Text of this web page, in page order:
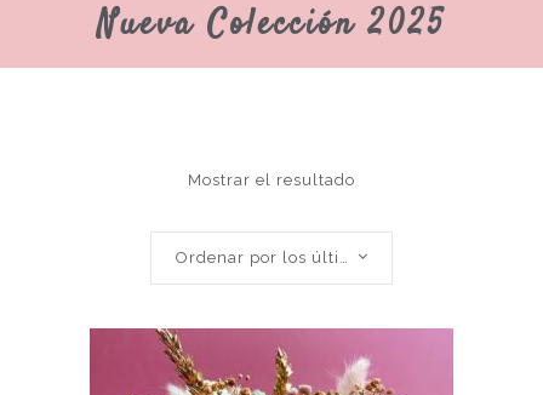
Nueva Colección 2025
Mostrar el resultado
Ordenar por los últimos